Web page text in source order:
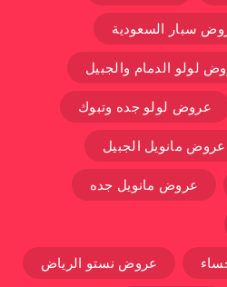
سبار السعودية
لولو الدمام والجبيل
عروض لولو جده وتبوك
عروض مانويل الجبيل
عروض مانويل جده
عروض نستو الرياض